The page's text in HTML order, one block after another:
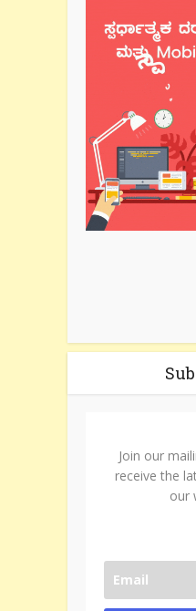
Join our
receive the
our